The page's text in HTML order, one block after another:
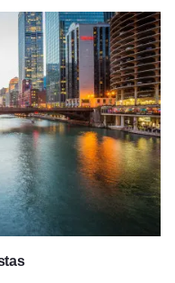
costa de Chicago